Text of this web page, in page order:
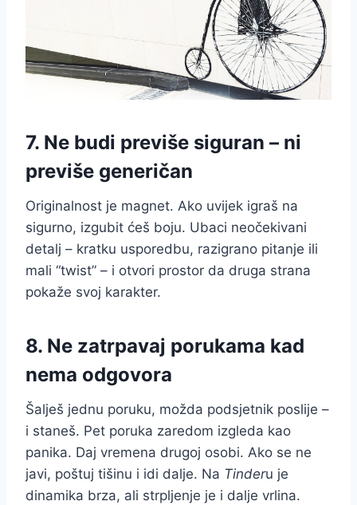
7. Ne budi previše siguran – ni
previše generičan
Originalnost je magnet. Ako uvijek igraš na
sigurno, izgubit ćeš boju. Ubaci neočekivani
detalj – kratku usporedbu, razigrano pitanje ili
mali “twist” – i otvori prostor da druga strana
pokaže svoj karakter.
8. Ne zatrpavaj porukama kad
nema odgovora
Šalješ jednu poruku, možda podsjetnik poslije –
i staneš. Pet poruka zaredom izgleda kao
panika. Daj vremena drugoj osobi. Ako se ne
javi, poštuj tišinu i idi dalje. Na Tinderu je
dinamika brza, ali strpljenje je i dalje vrlina.